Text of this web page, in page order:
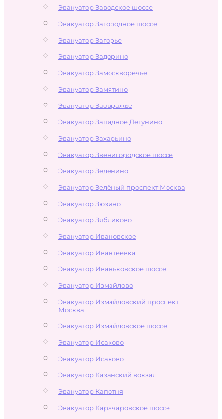
Эвакуатор Заводское шоссе
Эвакуатор Загородное шоссе
Эвакуатор Загорье
Эвакуатор Задорино
Эвакуатор Замоскворечье
Эвакуатор Замятино
Эвакуатор Заовражье
Эвакуатор Западное Дегунино
Эвакуатор Захарьино
Эвакуатор Звенигородское шоссе
Эвакуатор Зеленино
Эвакуатор Зелёный проспект Москва
Эвакуатор Зюзино
Эвакуатор Зябликово
Эвакуатор Ивановское
Эвакуатор Ивантеевка
Эвакуатор Иваньковское шоссе
Эвакуатор Измайлово
Эвакуатор Измайловский проспект
Москва
Эвакуатор Измайловское шоссе
Эвакуатор Исаково
Эвакуатор Исаково
Эвакуатор Казанский вокзал
Эвакуатор Капотня
Эвакуатор Карачаровское шоссе